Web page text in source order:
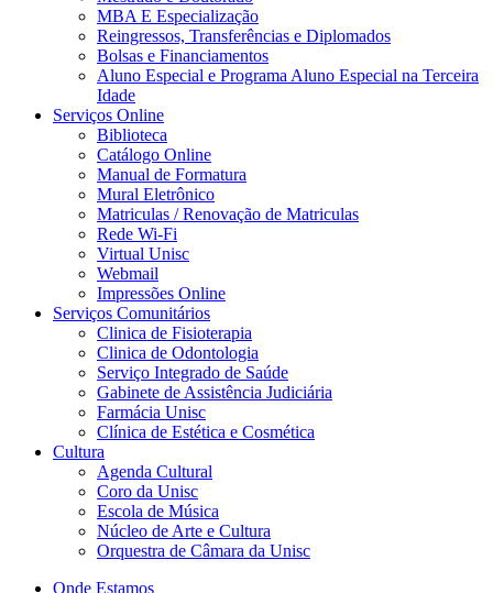
MBA E Especialização
Reingressos, Transferências e Diplomados
Bolsas e Financiamentos
Aluno Especial e Programa Aluno Especial na Terceira
Idade
Serviços Online
Biblioteca
Catálogo Online
Manual de Formatura
Mural Eletrônico
Matriculas / Renovação de Matriculas
Rede Wi-Fi
Virtual Unisc
Webmail
Impressões Online
Serviços Comunitários
Clinica de Fisioterapia
Clinica de Odontologia
Serviço Integrado de Saúde
Gabinete de Assistência Judiciária
Farmácia Unisc
Clínica de Estética e Cosmética
Cultura
Agenda Cultural
Coro da Unisc
Escola de Música
Núcleo de Arte e Cultura
Orquestra de Câmara da Unisc
Onde Estamos